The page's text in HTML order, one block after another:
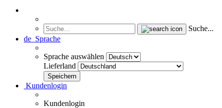
Suche...
de Sprache
Sprache auswählen
Lieferland
Kundenlogin
Kundenlogin